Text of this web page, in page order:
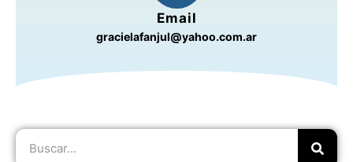
Email
gracielafanjul@yahoo.com.ar